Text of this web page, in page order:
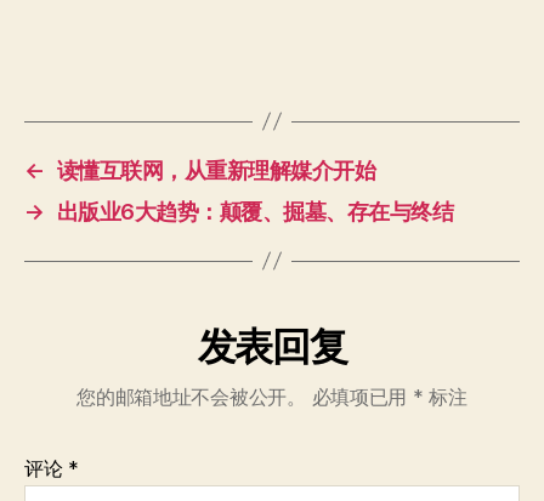
← 读懂互联网，从重新理解媒介开始
→
出版业6大趋势：颠覆、掘墓、存在与终结
发表回复
您的邮箱地址不会被公开。 必填项已用 * 标注
评论 *